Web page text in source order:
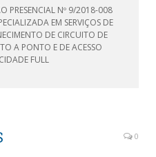
PRESENCIAL Nº 9/2018-008
EM SERVIÇOS DE
DE CIRCUITO DE
A PONTO E DE ACESSO
FULL
0